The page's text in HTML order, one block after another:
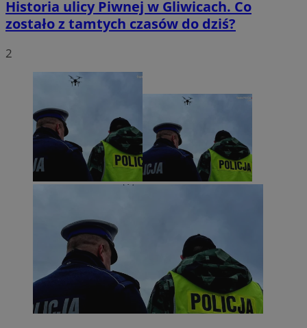
Historia ulicy Piwnej w Gliwicach. Co
zostało z tamtych czasów do dziś?
2